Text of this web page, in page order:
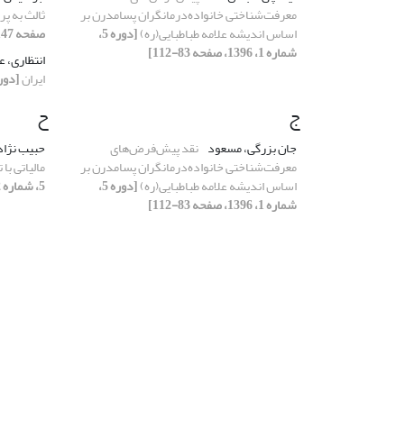
معرفت‌شناختی خانواده‌درمانگران پسا‌مدرن بر
اساس اندیشه علامه طباطبایی(ره) [دوره 5،
شماره 1، 1396، صفحه 83-112]
ثالث به
صفحه 147-174]
انتظاری،
ایران[دوره 5، شماره 1،
ج
جان بزرگی، مسعود نقد پیش‌فرض‌های
معرفت‌شناختی خانواده‌درمانگران پسا‌مدرن بر
اساس اندیشه علامه طباطبایی(ره) [دوره 5،
شماره 1، 1396، صفحه 83-112]
ح
حبیب
مالیاتی
5، شماره 2، 1396، صفحه 95-123]